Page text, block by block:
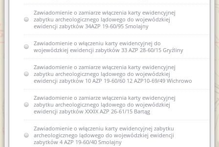
Zawiadomienie o zamiarze włączenia karty ewidencyjnej
zabytku archeologicznego lądowego do wojewódzkiej
ewidencji zabytków 34AZP 19-60/95 Smolajny
Zawiadomienie o włączeniu karty ewidencyjnej do
wojewódzkiej ewidencji zabytków 33 AZP 28-60/15 Gryźliny
Zawiadomienie o zamiarze włączenia karty ewidencyjnej
zabytku archeologicznego lądowego do wojewódzkiej
ewidencji zabytków 10 AZP 19-60/60 12 AZP10-69/49 Wichrowo
Zawiadomienie o zamiarze włączenia karty ewidencyjnej
zabytku archeologicznego lądowego do wojewódzkiej
ewidencji zabytków XXXIX AZP 26-61/15 Bartąg
Zawiadomienie o włączeniu karty ewidencyjnej zabytku
archeologicznego lądowego do wojewódzkiej ewidencji
zabytków 4 AZP 19-60/40 Smolajny